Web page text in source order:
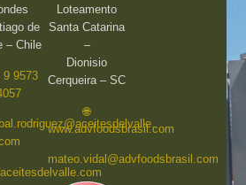
de
– Chile
9 9573
Loteamento
Santa Catarina
–
Dionisio
Cerqueira – SC
🌐
www.advfoodsbrasil.com
mateo.vidal@advfoodsbrasil.com